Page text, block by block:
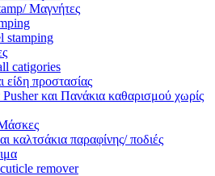
Μαγνήτες
stamping
catigories
είδη προστασίας
και Πανάκια καθαρισμού χωρίς
καλτσάκια παραφίνης/ ποδιές
remover